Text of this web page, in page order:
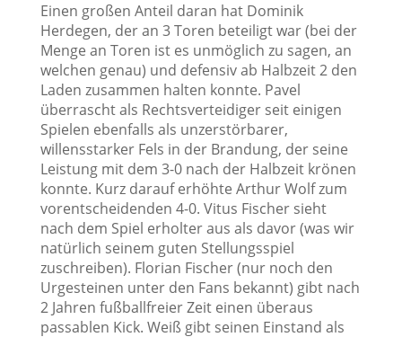
Einen großen Anteil daran hat Dominik
Herdegen, der an 3 Toren beteiligt war (bei der
Menge an Toren ist es unmöglich zu sagen, an
welchen genau) und defensiv ab Halbzeit 2 den
Laden zusammen halten konnte. Pavel
überrascht als Rechtsverteidiger seit einigen
Spielen ebenfalls als unzerstörbarer,
willensstarker Fels in der Brandung, der seine
Leistung mit dem 3-0 nach der Halbzeit krönen
konnte. Kurz darauf erhöhte Arthur Wolf zum
vorentscheidenden 4-0. Vitus Fischer sieht
nach dem Spiel erholter aus als davor (was wir
natürlich seinem guten Stellungsspiel
zuschreiben). Florian Fischer (nur noch den
Urgesteinen unter den Fans bekannt) gibt nach
2 Jahren fußballfreier Zeit einen überaus
passablen Kick. Weiß gibt seinen Einstand als